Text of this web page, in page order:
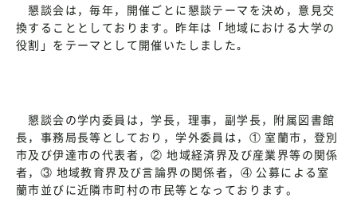
懇談会は，毎年，開催ごとに懇談テーマを決め，意見交
換することとしております。昨年は「地域における大学の
役割」をテーマとして開催いたしました｡
懇談会の学内委員は，学長，理事，副学長，附属図書館
長，事務局長等としており，学外委員は，① 室蘭市，登別
市及び伊達市の代表者，② 地域経済界及び産業界等の関係
者，③ 地域教育界及び言論界の関係者，④ 公募による室
蘭市並びに近隣市町村の市民等となっております。